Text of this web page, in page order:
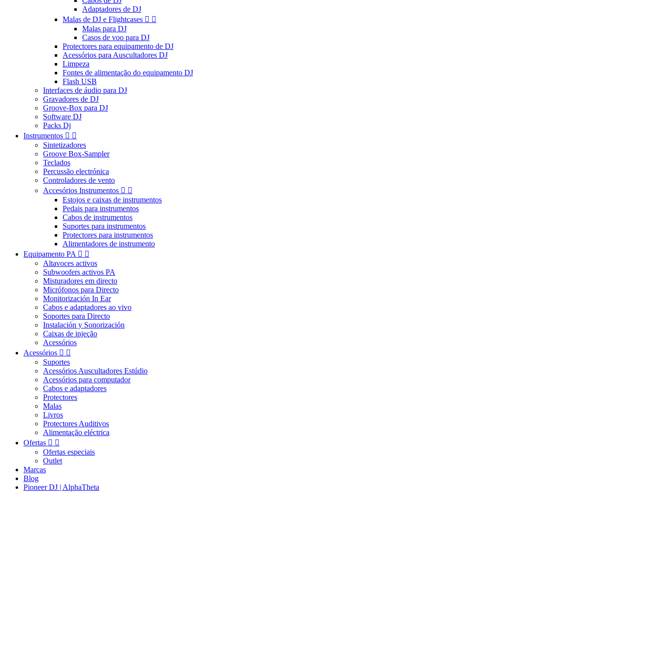
Adaptadores de DJ
Malas de DJ e Flightcases  
Malas para DJ
Casos de voo para DJ
Protectores para equipamento de DJ
Acessórios para Auscultadores DJ
Limpeza
Fontes de alimentação do equipamento DJ
Flash USB
Interfaces de áudio para DJ
Gravadores de DJ
Groove-Box para DJ
Software DJ
Packs Dj
Instrumentos  
Sintetizadores
Groove Box-Sampler
Teclados
Percussão electrónica
Controladores de vento
Accesórios Instrumentos  
Estojos e caixas de instrumentos
Pedais para instrumentos
Cabos de instrumentos
Suportes para instrumentos
Protectores para instrumentos
Alimentadores de instrumento
Equipamento PA  
Altavoces activos
Subwoofers activos PA
Misturadores em directo
Micrófonos para Directo
Monitorización In Ear
Cabos e adaptadores ao vivo
Soportes para Directo
Instalación y Sonorización
Caixas de injeção
Acessórios
Acessórios  
Suportes
Acessórios Auscultadores Estúdio
Acessórios para computador
Cabos e adaptadores
Protectores
Malas
Livros
Protectores Auditivos
Alimentação eléctrica
Ofertas  
Ofertas especiais
Outlet
Marcas
Blog
Pioneer DJ | AlphaTheta